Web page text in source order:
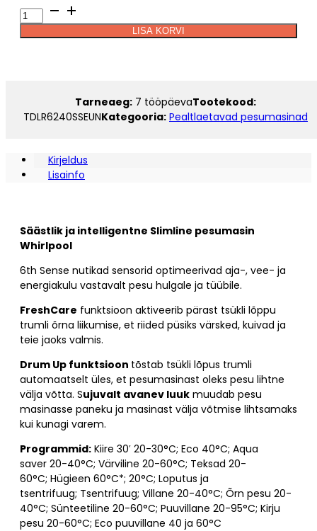
Pealtlaetav
pesumasin
Whirlpool
LISA KORVI
Alternative:
Tarneaeg: 7 tööpäevaTootekood:
TDLR6240SSEUNKategooria: Pealtlaetavad pesumasinad
Kirjeldus
Lisainfo
Säästlik ja intelligentne Slimline pesumasin
Whirlpool
6th Sense nutikad sensorid optimeerivad aja-, vee- ja
energiakulu vastavalt pesu hulgale ja tüübile.
FreshCare funktsioon aktiveerib pärast tsükli lõppu
trumli õrna liikumise, et riided püsiks värsked, kuivad ja
teie jaoks valmis.
Drum Up funktsioon tõstab tsükli lõpus trumli
automaatselt üles, et pesumasinast oleks pesu lihtne
välja võtta. Sujuvalt avanev luuk muudab pesu
masinasse paneku ja masinast välja võtmise lihtsamaks
kui kunagi varem.
Programmid: Kiire 30′ 20-30°C; Eco 40°C; Aqua
saver 20-40°C; Värviline 20-60°C; Teksad 20-
60°C; Hügieen 60°C*; 20°C; Loputus ja
tsentrifuug; Tsentrifuug; Villane 20-40°C; Õrn pesu 20-
40°C; Sünteetiline 20-60°C; Puuvillane 20-95°C; Kirju
pesu 20-60°C; Eco puuvillane 40 ja 60°C